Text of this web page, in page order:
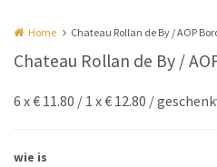
Home Chateau Rollan de By / AOP
Chateau Rollan de By /
6 x € 11.80 / 1 x € 12.80 /
wie is